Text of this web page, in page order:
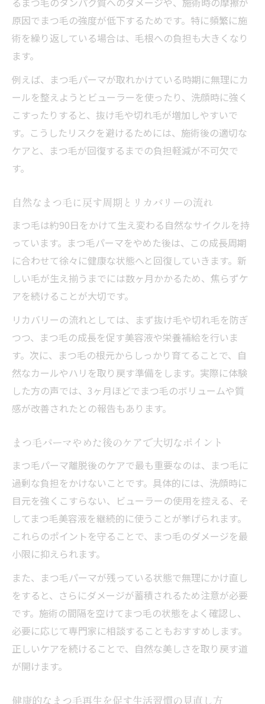
カールがバラバラな時の応急ケアと注意点
まつ毛パーマ取れかけ時の対処法を徹底解
説
介
まつ毛パーマをやめた方が良い人の特徴とは
まつ毛パーマしない方がいい人の共通点と
は
抜け毛や切れ毛が気になる方の注意ポイン
まつ毛パーマ離脱で感じやすい不安とその
まつ毛パーマ離脱を選ぶ女性の体験談から
学ぶ
過去にまつ毛ダメージを経験した人の特徴
ビューラーとのダメージ比較で分かる正しい選
まつ毛パーマとビューラーどちらが傷むの
まつ毛パーマとビューラーの違いを解説
自まつ毛を傷めないための道具選びのコツ
まつ毛パーマ離脱後のビューラー使用時の
まつ毛ダメージを最小限に抑える日常ケア
取れかけ・抜け毛時の注意ポイント総まとめ
まつ毛パーマ取れかけ時に避けたい習慣と
は
抜け毛が増える原因とまつ毛パーマの関係
性
まつ毛パーマ離脱中に意識したいケア方法
まつ毛パーマ残ってる時の正しい扱い方
まつ毛パーマ後の抜け毛を減らす工夫とは
原因でまつ毛の強度が低下するためです。特に頻繁に施
術を繰り返している場合は、毛根への負担も大きくなり
ます。
例えば、まつ毛パーマが取れかけている時期に無理にカ
ールを整えようとビューラーを使ったり、洗顔時に強く
こすったりすると、抜け毛や切れ毛が増加しやすいで
す。こうしたリスクを避けるためには、施術後の適切な
ケアと、まつ毛が回復するまでの負担軽減が不可欠で
す。
自然なまつ毛に戻す周期とリカバリーの流れ
まつ毛は約90日をかけて生え変わる自然なサイクルを持
っています。まつ毛パーマをやめた後は、この成長周期
に合わせて徐々に健康な状態へと回復していきます。新
しい毛が生え揃うまでには数ヶ月かかるため、焦らずケ
アを続けることが大切です。
リカバリーの流れとしては、まず抜け毛や切れ毛を防ぎ
つつ、まつ毛の成長を促す美容液や栄養補給を行いま
す。次に、まつ毛の根元からしっかり育てることで、自
然なカールやハリを取り戻す準備をします。実際に体験
した方の声では、3ヶ月ほどでまつ毛のボリュームや質
感が改善されたとの報告もあります。
まつ毛パーマやめた後のケアで大切なポイント
まつ毛パーマ離脱後のケアで最も重要なのは、まつ毛に
過剰な負担をかけないことです。具体的には、洗顔時に
目元を強くこすらない、ビューラーの使用を控える、そ
してまつ毛美容液を継続的に使うことが挙げられます。
これらのポイントを守ることで、まつ毛のダメージを最
小限に抑えられます。
また、まつ毛パーマが残っている状態で無理にかけ直し
をすると、さらにダメージが蓄積されるため注意が必要
です。施術の間隔を空けてまつ毛の状態をよく確認し、
必要に応じて専門家に相談することもおすすめします。
正しいケアを続けることで、自然な美しさを取り戻す道
が開けます。
健康的なまつ毛再生を促す生活習慣の見直し方